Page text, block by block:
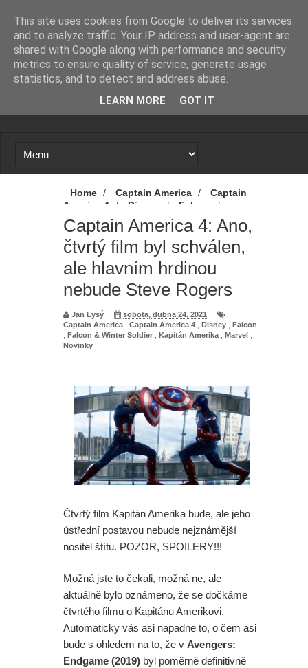
Loading...
Home / Captain America /
Captain
America 4
/ Disney / Falcon
/
Falcon & Winter Soldier
Kapitán
Amerika / Marvel / Novinky
Captain America 4: Ano, čtvrtý film byl
schválen, ale hlavním hrdinou nebude Steve
Rogers
Captain America 4: Ano,
čtvrtý film byl schválen,
ale hlavním hrdinou
nebude Steve Rogers
Jan Lysý
sobota, dubna 24, 2021
Captain America
Captain America 4 Disney
Falcon
Falcon & Winter Soldier Kapitán Amerika Marvel
Novinky
Čtvrtý film Kapitán Amerika bude, ale jeho
ústřední postavou nebude nejznámější
nositel štítu. POZOR, SPOILERY!!!
Možná jste to čekali, možná ne, ale
aktuálně bylo oznámeno, že se dočkáme
čtvrtého filmu o Kapitánu Amerikovi.
Automaticky vás asi napadne to, o čem asi
bude s ohledem na to, že v Avengers:
Endgame (2019) byl poměrně definitivně
This site uses cookies from Google to deliver its services
and to analyze traffic. Your IP address and user-agent are
shared with Google along with performance and security
metrics to ensure quality of service, generate usage
statistics, and to detect and address abuse.
LEARN MORE GOT IT